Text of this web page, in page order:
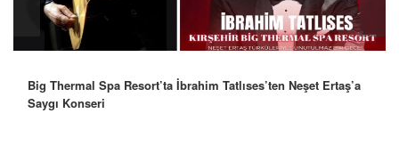
Big Thermal Spa Resort’ta İbrahim Tatlıses’ten Neşet Ertaş’a
Saygı Konseri